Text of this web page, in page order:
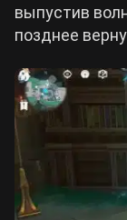
выпустив
позднее